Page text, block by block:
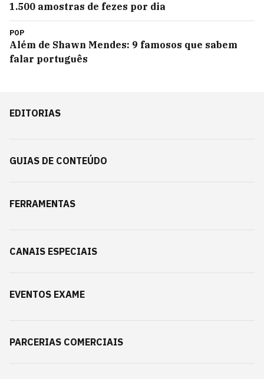
1.500 amostras de fezes por dia
POP
Além de Shawn Mendes: 9 famosos que sabem
falar português
EDITORIAS
GUIAS DE CONTEÚDO
FERRAMENTAS
CANAIS ESPECIAIS
EVENTOS EXAME
PARCERIAS COMERCIAIS